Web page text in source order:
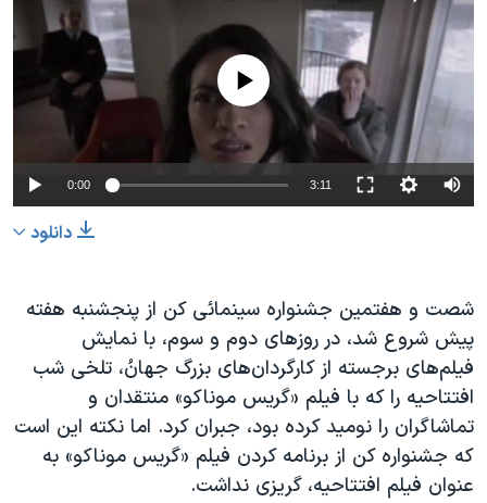
فرهنگ و زندگی
حقوق شهروندی
اقتصادی
علم و فناوری
اسرائیل در جنگ
مستندها
انتخابات ریاست جمهوری آمریکا ۲۰۲۴
حمله جمهوری اسلامی به اسرائیل
رمز مهسا
ورزش زنان در ایران
دادگاه حمید نوری
چهل سال گروگان‌گیری
قانون شفافیت دارائی کادر رهبری ایران
اعتراضات مردمی آبان ۹۸
اسرائیل در جنگ
دنبال کنید
زبانهای مختلف
No media source currently available
0:00 3:11
دانلود
شصت و هفتمین جشنواره سینمائی کن از پنجشنبه هفته
پیش شروع شد، در روزهای دوم و سوم، با نمایش
فیلم‌های برجسته از کارگردان‌های بزرگ جهانُ، تلخی شب
افتتاحیه را که با فیلم «گریس موناکو» منتقدان و
تماشاگران را نومید کرده بود، جبران کرد. اما نکته این است
که جشنواره‌ کن از برنامه کردن فیلم «گریس موناکو» به
عنوان فیلم افتتاحیه، گریزی نداشت.